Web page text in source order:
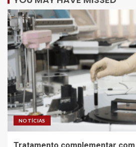
NOTÍCIAS